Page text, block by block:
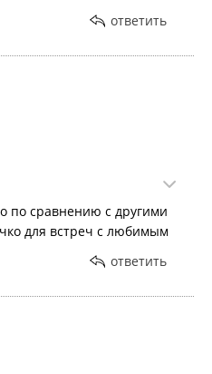
ответить
по сравнению с другими
для встреч с любимым
ответить